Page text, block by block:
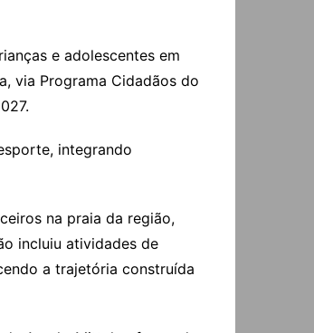
e adolescentes em
via Programa Cidadãos do
integrando
na praia da região,
incluiu atividades de
a trajetória construída